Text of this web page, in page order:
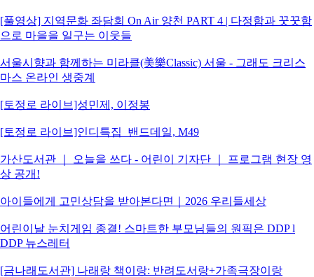
[풀영상] 지역문화 좌담회 On Air 양천 PART 4 | 다정함과 꿋꿋함
으로 마을을 일구는 이웃들
서울시향과 함께하는 미라클(美樂Classic) 서울 - 그래도 크리스
마스 온라인 생중계
[토정로 라이브]성민제, 이정봉
[토정로 라이브]인디특집_밴드데일, M49
가산도서관 ｜ 오늘을 쓰다 - 어린이 기자단 ｜ 프로그램 현장 영
상 공개!
아이들에게 고민상담을 받아본다면｜2026 우리들세상
어린이날 눈치게임 종결! 스마트한 부모님들의 원픽은 DDP l
DDP 뉴스레터
[금나래도서관] 나래랑 책이랑: 반려도서랑+가족극장이랑